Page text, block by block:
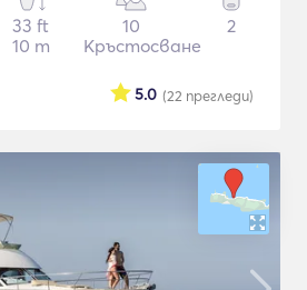
33 ft
10 m
10
Кръстосване
2
(22 прегледи)
5.0